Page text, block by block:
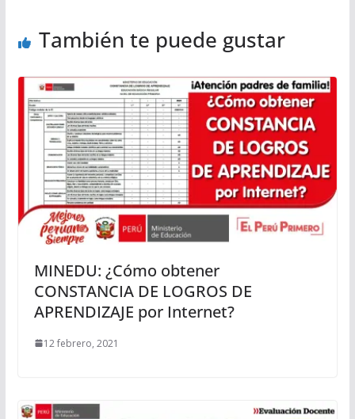
También te puede gustar
MINEDU: ¿Cómo obtener
CONSTANCIA DE LOGROS DE
APRENDIZAJE por Internet?
12 febrero, 2021